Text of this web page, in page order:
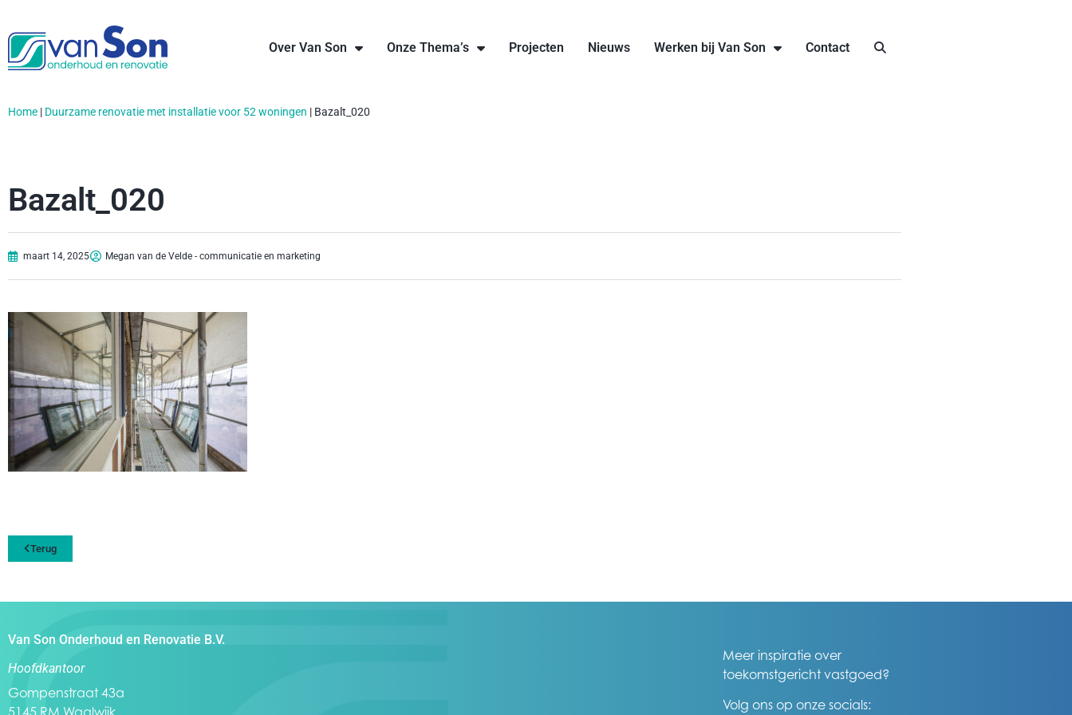
Over Van Son Onze Thema’s Projecten Nieuws Werken bij Van Son Contact
Home | Duurzame renovatie met installatie voor 52 woningen | Bazalt_020
Bazalt_020
maart 14, 2025 Megan van de Velde - communicatie en marketing
Terug
Van Son Onderhoud en Renovatie B.V.
Hoofdkantoor
Gompenstraat 43a
Meer inspiratie over
toekomstgericht vastgoed?
Volg ons op onze socials: